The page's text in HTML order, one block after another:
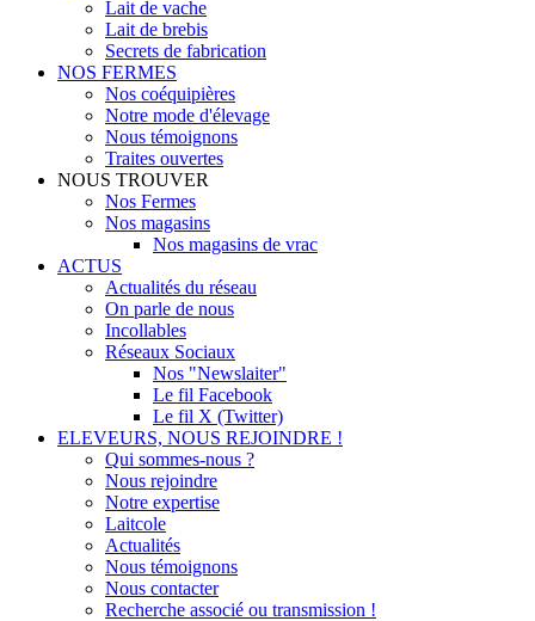
Lait de vache
Lait de brebis
Secrets de fabrication
NOS FERMES
Nos coéquipières
Notre mode d'élevage
Nous témoignons
Traites ouvertes
NOUS TROUVER
Nos Fermes
Nos magasins
Nos magasins de vrac
ACTUS
Actualités du réseau
On parle de nous
Incollables
Réseaux Sociaux
Nos "Newslaiter"
Le fil Facebook
Le fil X (Twitter)
ELEVEURS, NOUS REJOINDRE !
Qui sommes-nous ?
Nous rejoindre
Notre expertise
Laitcole
Actualités
Nous témoignons
Nous contacter
Recherche associé ou transmission !